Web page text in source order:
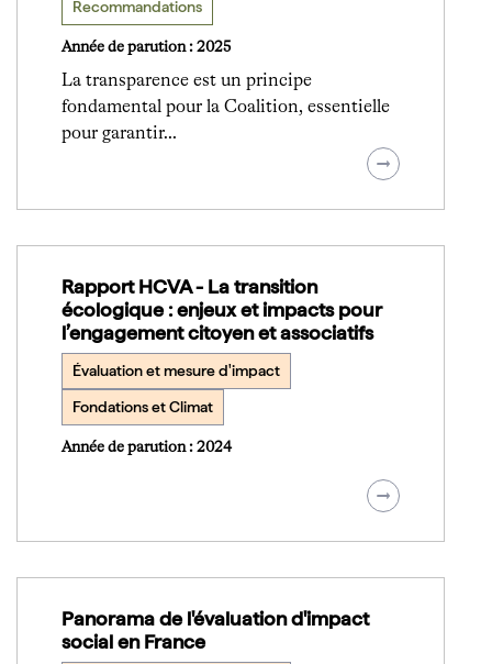
Recommandations
Année de parution : 2025
La transparence est un principe
fondamental pour la Coalition, essentielle
pour garantir…
Rapport HCVA - La transition
écologique : enjeux et impacts pour
l’engagement citoyen et associatifs
Évaluation et mesure d'impact
Fondations et Climat
Année de parution : 2024
Panorama de l'évaluation d'impact
social en France